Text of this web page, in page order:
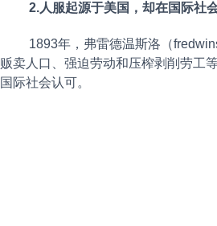
2.人服起源于美国，却在国际社
1893年，弗雷德温斯洛（
贩卖人口、强迫劳动和压榨剥削劳工
国际社会认可。